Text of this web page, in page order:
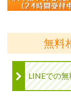
無料
LINEでの